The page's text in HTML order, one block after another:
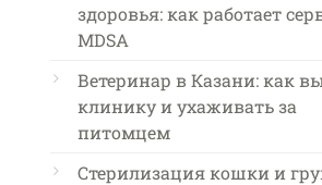
здоровья: как работает
MDSA
Ветеринар в Казани: как
клинику и ухаживать за
питомцем
Стерилизация кошки и